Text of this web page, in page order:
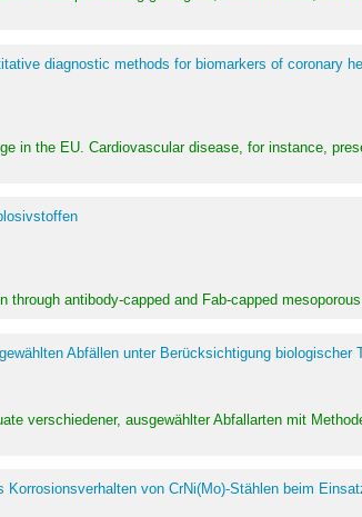
diagnostic methods for biomarkers of coronary
in the EU. Cardiovascular disease, for instance,
through antibody-capped and Fab-capped
Abfällen unter Berücksichtigung biologischer
verschiedener, ausgewählter Abfallarten mit
von CrNi(Mo)-Stählen beim